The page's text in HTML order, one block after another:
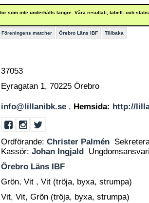
som inte underhålls längre. Våra resultat-, tabell- och
Föreningens matcher Örebro Läns IBF Tillbaka
37053
Eyragatan 1, 70225 Örebro
info@lillanibk.se , Hemsida: http://
Ordförande: Christer Palmén
Kassör: Johan Ingjald
Örebro Läns IBF
Grön, Vit , Vit (tröja, byxa, strumpa)
Vit, Vit, Grön (tröja, byxa, strumpa)